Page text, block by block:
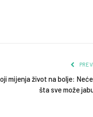
mijenja život na bolje:
šta sve može